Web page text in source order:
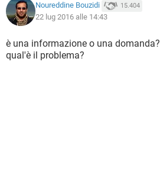
Noureddine Bouzidi 15.404
22 lug 2016 alle 14:43
è una informazione o una domanda?
qual'è il problema?